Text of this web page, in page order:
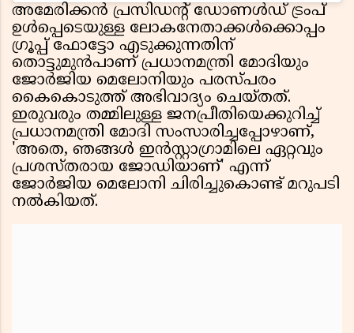
അമേരിക്കൻ പ്രസിഡൻ്റ് ഡോണൾഡ് ട്രംപ്
ഉൾപ്പെടെയുള്ള ലോകനേതാക്കൾക്കൊപ്പം
ഗ്രൂപ്പ് ഫോട്ടോ എടുക്കുന്നതിന്
തൊട്ടുമുൻപാണ് പ്രധാനമന്ത്രി മോദിയും
ജോർജിയ മെലോനിയും പരസ്പരം
കൈകൊടുത്ത് അഭിവാദ്യം ചെയ്തത്.
ഇരുവരും തമ്മിലുള്ള ജനപ്രീതിയെക്കുറിച്ച്
പ്രധാനമന്ത്രി മോദി സംസാരിച്ചപ്പോഴാണ്,
'അതെ, ഞങ്ങൾ ഇൻസ്റ്റാഗ്രാമിലെ ഏറ്റവും
പ്രശസ്തരായ ജോഡിയാണ്' എന്ന്
ജോർജിയ മെലോനി ചിരിച്ചുകൊണ്ട് മറുപടി
നൽകിയത്.